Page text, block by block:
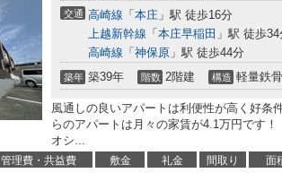
交通 高崎線 「 本庄 」駅 徒歩16分
上越新幹線 「 本庄早稲田 」駅 徒歩34
高崎線 「 神保原 」駅 徒歩44分
築年 築39年 階数 2階建 構造 軽量鉄骨
風通しの良いアパートは利便性が高く好条
らのアパートは月々の家賃が4.1万円です
オシ...
管理費・共益費 敷金 礼金 間取り 面